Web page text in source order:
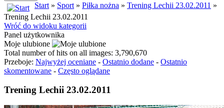
Start » Sport » Piłka nożna » Trening Lechii 23.02.2011 »
Trening Lechii 23.02.2011
Wróć do widoku kategorii
Panel użytkownika
Moje ulubione
Total number of hits on all images: 3,790,670
Przeboje: Najwyżej oceniane - Ostatnio dodane - Ostatnio
skomentowane - Często oglądane
Trening Lechii 23.02.2011